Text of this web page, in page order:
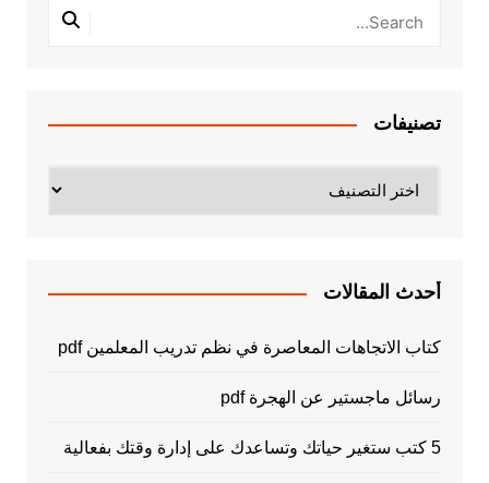
تصنيفات
أحدث المقالات
كتاب الاتجاهات المعاصرة في نظم تدريب المعلمين pdf
رسائل ماجستير عن الهجرة pdf
5 كتب ستغير حياتك وتساعدك على إدارة وقتك بفعالية